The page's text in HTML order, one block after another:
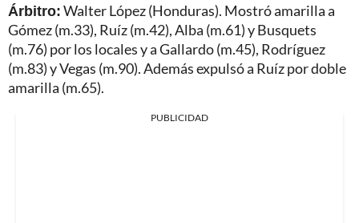
Árbitro:Walter López (Honduras). Mostró amarilla a
Gómez (m.33), Ruíz (m.42), Alba (m.61) y Busquets
(m.76) por los locales y a Gallardo (m.45), Rodríguez
(m.83) y Vegas (m.90). Además expulsó a Ruíz por doble
amarilla (m.65).
PUBLICIDAD